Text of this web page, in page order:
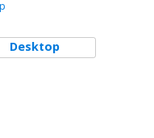
Desktop